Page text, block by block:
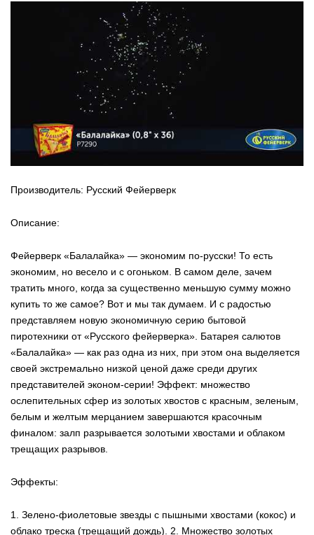
Производитель: Русский Фейерверк
Описание:
Фейерверк «Балалайка» — экономим по-русски! То есть
экономим, но весело и с огоньком. В самом деле, зачем
тратить много, когда за существенно меньшую сумму можно
купить то же самое? Вот и мы так думаем. И с радостью
представляем новую экономичную серию бытовой
пиротехники от «Русского фейерверка». Батарея салютов
«Балалайка» — как раз одна из них, при этом она выделяется
своей экстремально низкой ценой даже среди других
представителей эконом-серии! Эффект: множество
ослепительных сфер из золотых хвостов с красным, зеленым,
белым и желтым мерцанием завершаются красочным
финалом: залп разрывается золотыми хвостами и облаком
трещащих разрывов.
Эффекты:
1. Зелено-фиолетовые звезды с пышными хвостами (кокос) и
облако треска (трещащий дождь). 2. Множество золотых